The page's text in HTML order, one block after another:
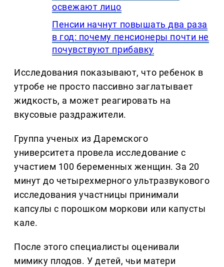
освежают лицо
Пенсии начнут повышать два раза
в год: почему пенсионеры почти не
почувствуют прибавку
Исследования показывают, что ребенок в
утробе не просто пассивно заглатывает
жидкость, а может реагировать на
вкусовые раздражители.
Группа ученых из Даремского
университета провела исследование с
участием 100 беременных женщин. За 20
минут до четырехмерного ультразвукового
исследования участницы принимали
капсулы с порошком моркови или капусты
кале.
После этого специалисты оценивали
мимику плодов. У детей, чьи матери